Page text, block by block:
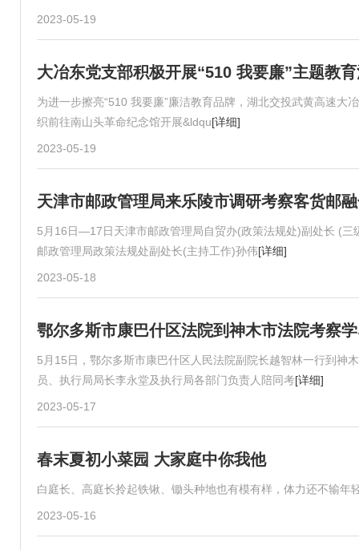
2023-05-19
大冶东党支部积极开展“510 我要廉”主题教
为进一步擦亮“510 我要廉”廉洁教育品牌，湖北交投武黄高速
织前往南山头革命纪念馆开展&ldqu[详细]
2023-05-19
天津市邮政管理局来乐陵市调研考察客货邮
5月16日—17日天津市邮政管理局自贸办(政策法规处)副处长 (
邮政管理局政策法规处副处长(主持工作)孙伟[详细]
2023-05-18
鄂尔多斯市康巴什区法院到神木市法院考察
5月15日，鄂尔多斯市康巴什区人民法院副院长越智林一行到神
员、执行局局长李永堂及执行局各部门负责人陪同考[详细]
2023-05-17
春末夏初小菜园 大家庭中你我他
白庭长、高庭长拎起铁锹、锄头种地也有模有样，体力还不输年
2023-05-16